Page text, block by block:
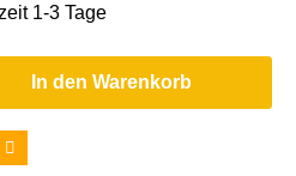
1-3 Tage
In den Warenkorb